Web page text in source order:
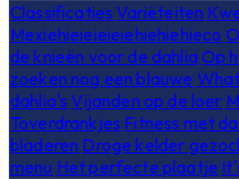
Classificaties Variëteiten
Mexiehieieieieiehiehiehieco
de knieën voor de dahliaOp
zoeken nog een blauwe
dahlia's Vijanden op de loer
Toverdrankjes Fitness met
bladeren Droge kelder
menu Het perfecte plaatje